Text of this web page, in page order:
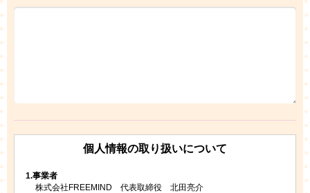
個人情報の取り扱いについて
1.事業者
株式会社FREEMIND 代表取締役 北田亮介